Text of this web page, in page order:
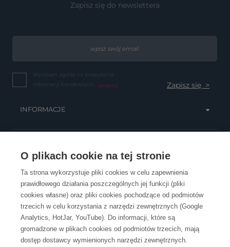
O plikach cookie na tej stronie
Ta strona wykorzystuje pliki cookies w celu zapewnienia
prawidłowego działania poszczególnych jej funkcji (pliki
cookies własne) oraz pliki cookies pochodzące od podmiotów
trzecich w celu korzystania z narzędzi zewnętrznych (Google
Analytics, HotJar, YouTube). Do informacji, które są
gromadzone w plikach cookies od podmiotów trzecich, mają
dostęp dostawcy wymienionych narzędzi zewnętrznych.
Zapisz się do newslettera
Wyrażam zgodę na przesyłanie
informacji handlowych... (więcej)
INFORMACJE
OBSŁUGA KLIENTA
KONTAKT